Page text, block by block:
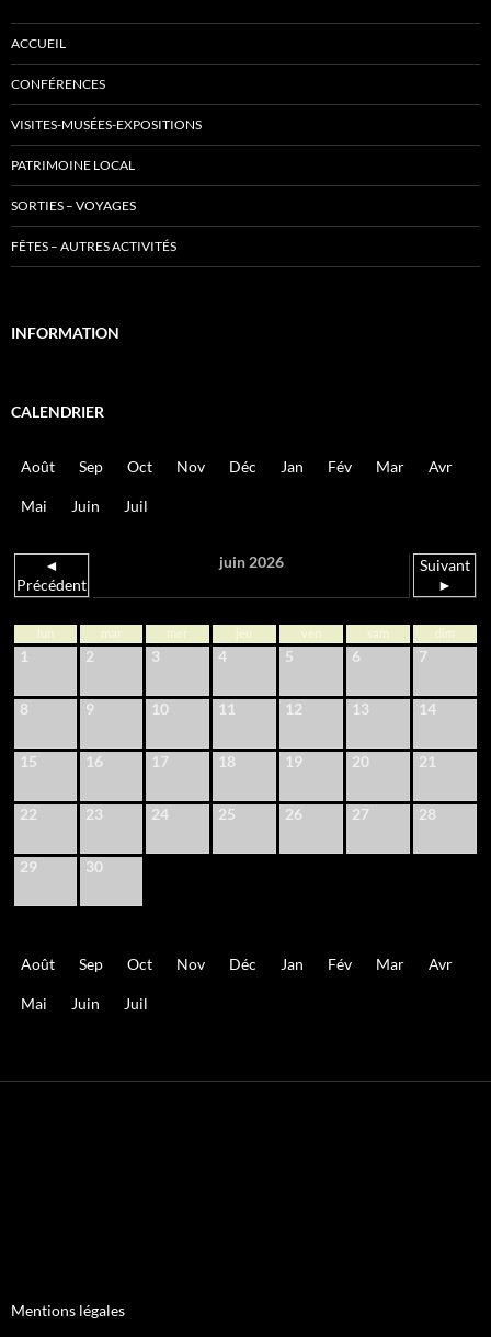
ACCUEIL
CONFÉRENCES
VISITES-MUSÉES-EXPOSITIONS
PATRIMOINE LOCAL
SORTIES – VOYAGES
FÊTES – AUTRES ACTIVITÉS
INFORMATION
CALENDRIER
Août Sep Oct Nov Déc Jan Fév Mar Avr
Mai Juin Juil
◄
Précédent
juin 2026
Suivant
►
lun mar mer jeu ven sam dim
1 2 3 4 5 6 7
8 9 10 11 12 13 14
15 16 17 18 19 20 21
22 23 24 25 26 27 28
29 30
Août Sep Oct Nov Déc Jan Fév Mar Avr
Mai Juin Juil
Mentions légales